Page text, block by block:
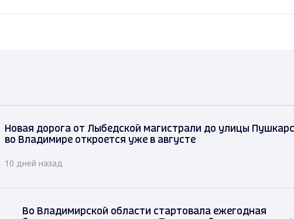
Новая дорога от Лыбедской магистрали до улицы
во Владимире откроется уже в августе
10 дней назад
Во Владимирской области стартовала ежегодная